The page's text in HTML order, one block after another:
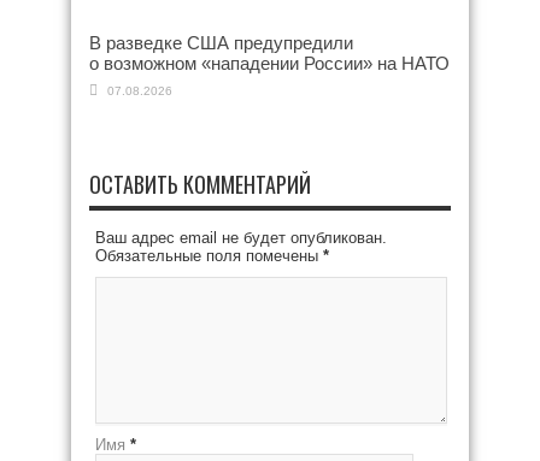
В разведке США предупредили
о возможном «нападении России» на НАТО
07.08.2026
ОСТАВИТЬ КОММЕНТАРИЙ
Ваш адрес email не будет опубликован.
Обязательные поля помечены *
Имя *